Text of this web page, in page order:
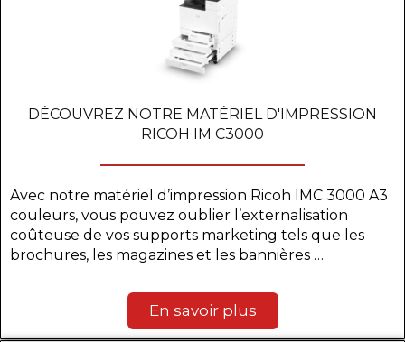
DÉCOUVREZ NOTRE MATÉRIEL D'IMPRESSION
RICOH IM C3000
Avec notre matériel d’impression Ricoh IMC 3000 A3
couleurs, vous pouvez oublier l’externalisation
coûteuse de vos supports marketing tels que les
brochures, les magazines et les bannières …
En savoir plus